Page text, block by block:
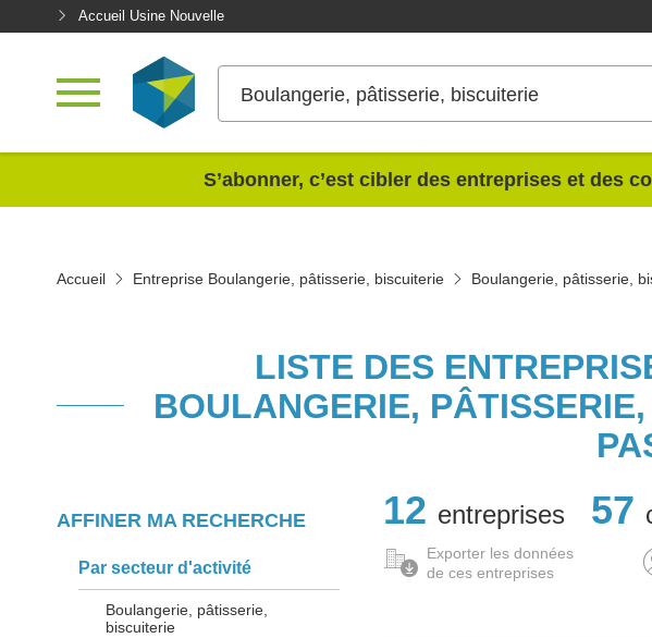
Accueil Usine Nouvelle
Boulangerie, pâtisserie, biscuiterie
S’abonner, c’est cibler des entreprises et des
Accueil Entreprise Boulangerie, pâtisserie, biscuiterie Boulangerie, pâtisserie,
LISTE DES
BOULANGERIE,
AFFINER MA RECHERCHE
Par secteur d'activité
Boulangerie, pâtisserie,
biscuiterie
12 entreprises 57
Exporter les données
de ces entreprises